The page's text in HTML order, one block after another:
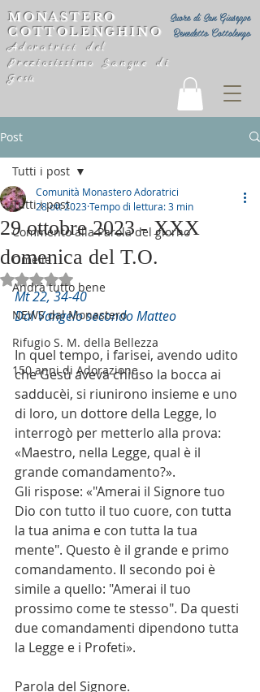
Suore di San Giuseppe
Benedetto Cottolengo
MONASTERO
COTTOLENGHINO
Adoratrici del
Preziosissimo Sangue di
Gesù
Post
Tutti i post
Commento alla Parola del giorno
Omelie
Andrà tutto bene
NEWS dal Monastero
Rifugio S. M. della Bellezza
150 anni di Adorazione
Tutti i post
29 ottobre 2023 - XXX
domenica del T.O.
Comunità Monastero Adoratrici
28 ott 2023Tempo di lettura: 3 min
Valutazione NaN stelle su 5.
Mt 22, 34-40
Dal Vangelo secondo Matteo
In quel tempo, i farisei, avendo udito
che Gesù aveva chiuso la bocca ai
sadducèi, si riunirono insieme e uno
di loro, un dottore della Legge, lo
interrogò per metterlo alla prova:
«Maestro, nella Legge, qual è il
grande comandamento?».
Gli rispose: «"Amerai il Signore tuo
Dio con tutto il tuo cuore, con tutta
la tua anima e con tutta la tua
mente". Questo è il grande e primo
comandamento. Il secondo poi è
simile a quello: "Amerai il tuo
prossimo come te stesso". Da questi
due comandamenti dipendono tutta
la Legge e i Profeti».
Parola del Signore.